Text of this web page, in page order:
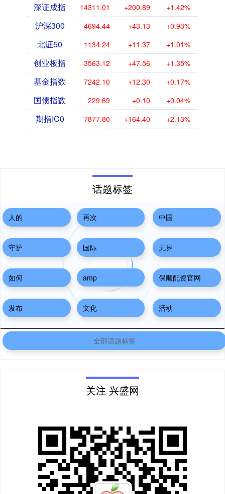
深证成指 14311.01 +200.89 +1.42%
沪深300 4694.44 +43.13 +0.93%
北证50 1134.24 +11.37 +1.01%
创业板指 3563.12 +47.56 +1.35%
基金指数 7242.10 +12.30 +0.17%
国债指数 229.69 +0.10 +0.04%
期指IC0 7877.80 +164.40 +2.13%
话题标签
人的 再次 中国
守护 国际 无界
如何 amp 保顺配资官网
发布 文化 活动
全部话题标签
关注 兴盛网